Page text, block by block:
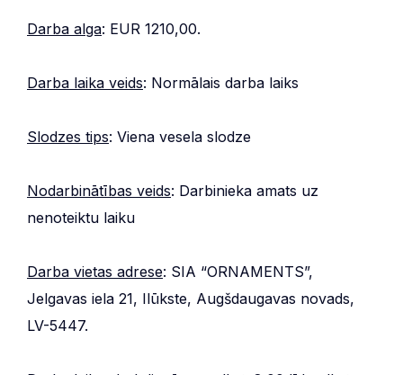
Darba alga: EUR 1210,00.
Darba laika veids: Normālais darba laiks
Slodzes tips: Viena vesela slodze
Nodarbinātības veids: Darbinieka amats uz
nenoteiktu laiku
Darba vietas adrese: SIA “ORNAMENTS”,
Jelgavas iela 21, Ilūkste, Augšdaugavas novads,
LV-5447.